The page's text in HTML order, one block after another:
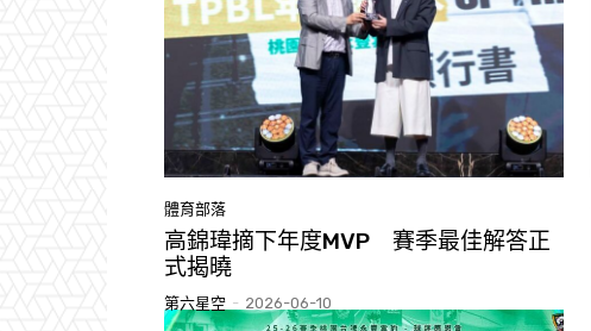
體育部落
高錦瑋摘下年度MVP 賽季最佳解答正
式揭曉
第六星空 - 2026-06-10